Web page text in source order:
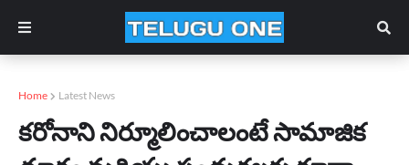
Home Latest News
కరోనాని నిర్మూలించాలంటే సామాజిక